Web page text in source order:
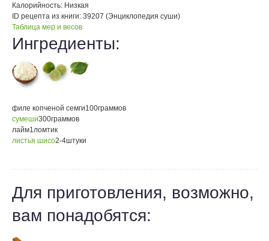
Калорийность: Низкая
ID рецепта из книги: 39207 (Энциклопедия суши)
Таблица мер и весов
Ингредиенты:
филе копченой семги100граммов
сумеши300граммов
лайм1ломтик
листья шисо2-4штуки
Для приготовления, возможно,
вам понадобятся: